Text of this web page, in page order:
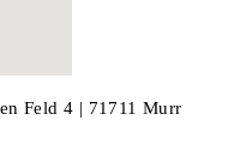
Feld 4 | 71711 Murr